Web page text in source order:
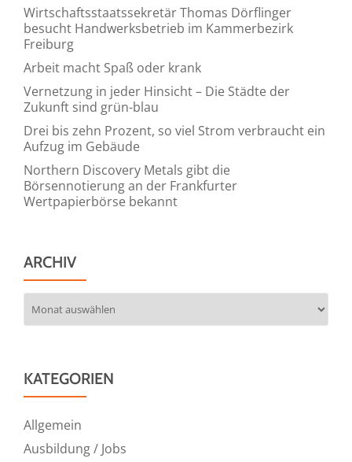
Wirtschaftsstaatssekretär Thomas Dörflinger
besucht Handwerksbetrieb im Kammerbezirk
Freiburg
Arbeit macht Spaß oder krank
Vernetzung in jeder Hinsicht – Die Städte der
Zukunft sind grün-blau
Drei bis zehn Prozent, so viel Strom verbraucht ein
Aufzug im Gebäude
Northern Discovery Metals gibt die
Börsennotierung an der Frankfurter
Wertpapierbörse bekannt
ARCHIV
KATEGORIEN
Allgemein
Ausbildung / Jobs